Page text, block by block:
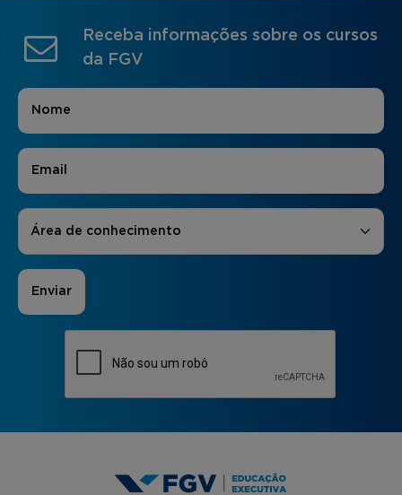
Receba informações sobre os cursos
da FGV
Nome
E-mail
Áreas de Interesse
Área de conhecimento